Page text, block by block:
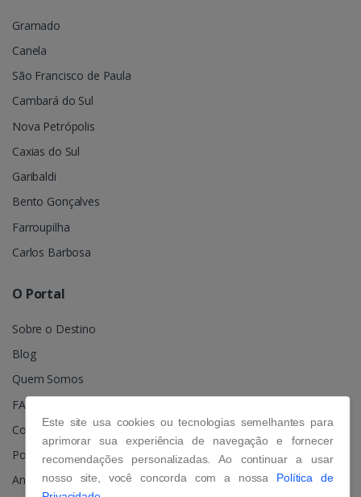
Gramado
Canela
São Francisco de Paula
Cambará do Sul
Nova Petrópolis
Caxias do Sul
Garibaldi
Bento Gonçalves
Farroupilha
Carlos Barbosa
O Portal
Sobre o Destino
Blog
Quem Somos
FAQ
Contato
Política de Privacidade
Anuncie
Este site usa cookies ou tecnologias semelhantes para
aprimorar sua experiência de navegação e fornecer
recomendações personalizadas. Ao continuar a usar
nosso site, você concorda com a nossa Política de